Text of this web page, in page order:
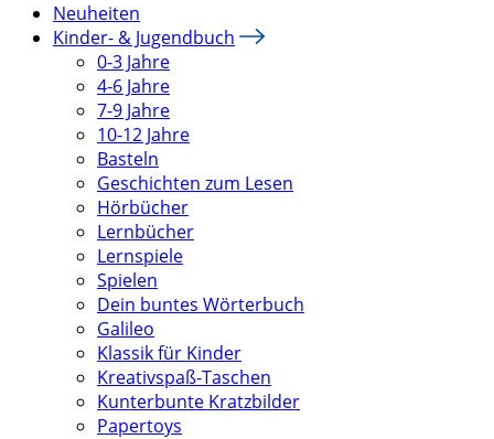
Neuheiten
Kinder- & Jugendbuch
0-3 Jahre
4-6 Jahre
7-9 Jahre
10-12 Jahre
Basteln
Geschichten zum Lesen
Hörbücher
Lernbücher
Lernspiele
Spielen
Dein buntes Wörterbuch
Galileo
Klassik für Kinder
Kreativspaß-Taschen
Kunterbunte Kratzbilder
Papertoys